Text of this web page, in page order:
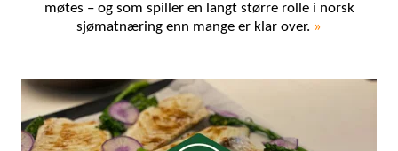
møtes – og som spiller en langt større rolle i norsk
sjømatnæring enn mange er klar over. »